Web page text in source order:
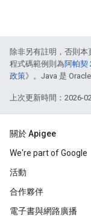
除非另有註明，否則本
程式碼範例則為阿帕契
政策》。Java 是
上次更新時間：2026-
關於 Apigee
We're part of Google
活動
合作夥伴
電子書與網路廣播